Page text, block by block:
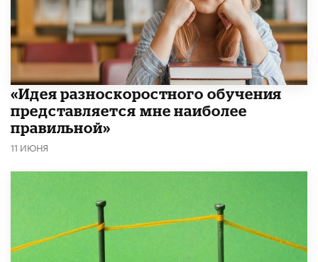
«Идея разноскоростного обучения
представляется мне наиболее
правильной»
11 ИЮНЯ